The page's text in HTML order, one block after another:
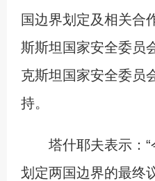
国边界划定及相关合
斯斯坦国家安全委员
克斯坦国家安全委员
持。
塔什耶夫表示：“
划定两国边界的最终